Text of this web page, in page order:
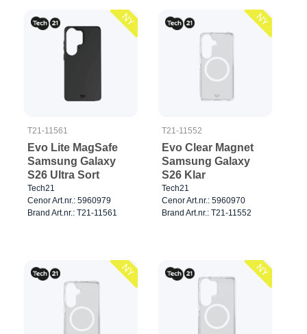
NY
T21-11561
Evo Lite MagSafe
Samsung Galaxy
S26 Ultra Sort
Tech21
Cenor Art.nr.: 5960979
Brand Art.nr.: T21-11561
NY
T21-11552
Evo Clear Magnet
Samsung Galaxy
S26 Klar
Tech21
Cenor Art.nr.: 5960970
Brand Art.nr.: T21-11552
NY NY